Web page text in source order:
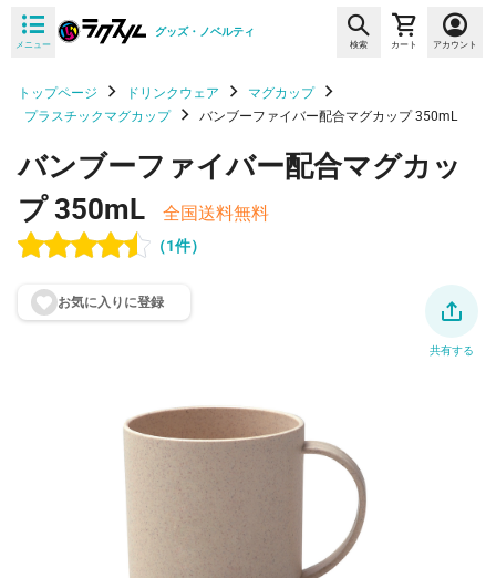
メニュー
グッズ・ノベルティ
検索 カート アカウント
トップページ ドリンクウェア
マグカップ
プラスチックマグカップ
バンブーファイバー配合マグカップ 350mL
バンブーファイバー配合マグカッ
プ 350mL
全国送料無料
（1件）
お気に入りに登録
共有する